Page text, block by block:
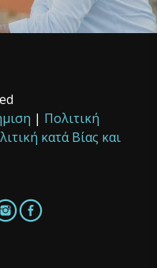
| Πολιτική
κατά Βίας και